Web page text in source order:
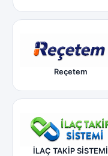
Reçetem
İLAÇ TAKİP SİSTEMİ